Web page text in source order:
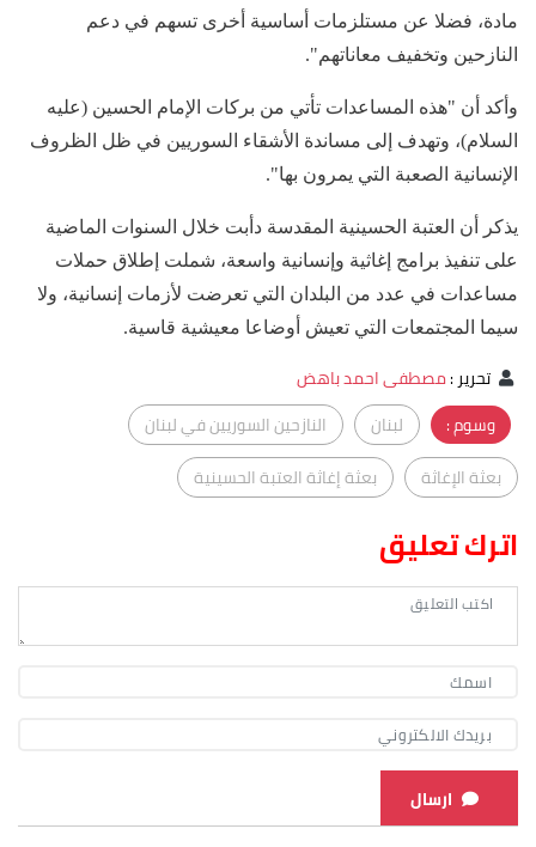
مادة، فضلا عن مستلزمات أساسية أخرى تسهم في دعم
النازحين وتخفيف معاناتهم".
وأكد أن "هذه المساعدات تأتي من بركات الإمام الحسين (عليه
السلام)، وتهدف إلى مساندة الأشقاء السوريين في ظل الظروف
الإنسانية الصعبة التي يمرون بها".
يذكر أن العتبة الحسينية المقدسة دأبت خلال السنوات الماضية
على تنفيذ برامج إغاثية وإنسانية واسعة، شملت إطلاق حملات
مساعدات في عدد من البلدان التي تعرضت لأزمات إنسانية، ولا
سيما المجتمعات التي تعيش أوضاعا معيشية قاسية.
تحرير:مصطفى احمد باهض
وسوم :
لبنان
النازحين السوريين في لبنان
بعثة الإغاثة
بعثة إغاثة العتبة الحسينية
اترك تعليق
ارسال